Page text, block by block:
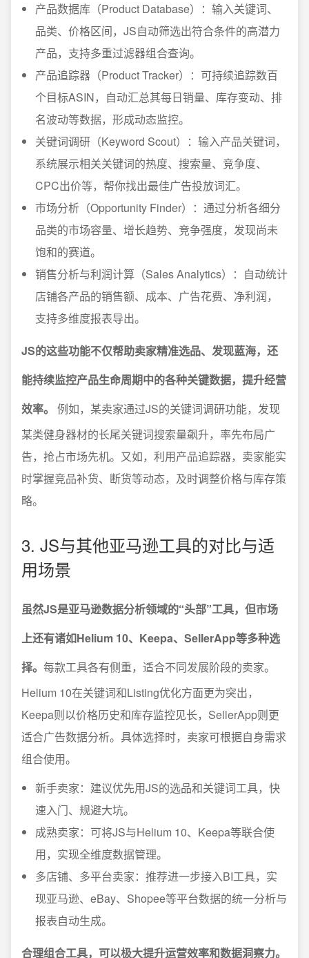
产品数据库（Product Database）：输入关键词、
品类、价格区间，JS自动筛选出符合条件的高潜力
产品，支持多重过滤器组合查询。
产品追踪器（Product Tracker）：可持续追踪数百
个目标ASIN，自动汇总其每日销量、库存变动、排
名波动等数据，形成动态监控。
关键词调研（Keyword Scout）：输入产品关键词，
系统展示相关关键词的热度、搜索量、竞争度、
CPC出价等，帮你找出最佳广告投放词汇。
市场分析（Opportunity Finder）：通过分析各细分
品类的市场容量、增长趋势、竞争强度，发现尚未
饱和的赛道。
销售分析与利润计算（Sales Analytics）：自动统计
店铺各产品的销售额、成本、广告花费、净利润，
支持多维度报表导出。
JS的这些功能不仅帮助卖家精准选品、发现蓝海，还
能持续监控产品生命周期中的各种关键数据，提升经营
效率。
例如，某卖家通过JS的关键词调研功能，发现
某类健身器材的长尾关键词搜索量飙升，率先布局广
告，抢占市场先机。又如，利用产品追踪器，卖家能实
时掌握竞品补货、断货等动态，及时调整价格与库存策
略。
3. JS与其他亚马逊工具的对比与适
用场景
虽然JS是亚马逊数据分析领域的“头部”工具，但市场
上还有诸如Helium 10、Keepa、SellerApp等多种选
择。 每款工具各有侧重，适合不同发展阶段的卖家。
Helium 10在关键词和Listing优化方面更为突出，
Keepa则以价格历史和库存监控见长，SellerApp则更
适合广告数据分析。具体选择时，卖家可根据自身需求
组合使用。
新手卖家：建议优先用JS的选品和关键词工具，快
速入门、规避大坑。
成熟卖家：可将JS与Helium 10、Keepa等联合使
用，实现全维度数据管理。
多店铺、多平台卖家：推荐进一步接入BI工具，实
现亚马逊、eBay、Shopee等平台数据的统一分析与
报表自动生成。
合理组合工具，可以极大提升运营效率和数据洞察力。